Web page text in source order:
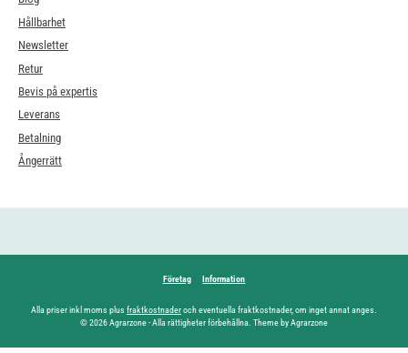
Hållbarhet
Newsletter
Retur
Bevis på expertis
Leverans
Betalning
Ångerrätt
Företag Information
Alla priser inkl moms plus fraktkostnaderoch eventuella fraktkostnader, om inget annat anges.
© 2026 Agrarzone - Alla rättigheter förbehållna. Theme by Agrarzone